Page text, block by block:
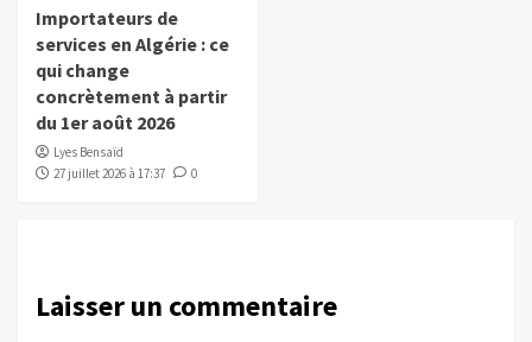
Importateurs de
services en Algérie : ce
qui change
concrètement à partir
du 1er août 2026
Lyes Bensaïd
27 juillet 2026 à 17:37
0
Laisser un commentaire